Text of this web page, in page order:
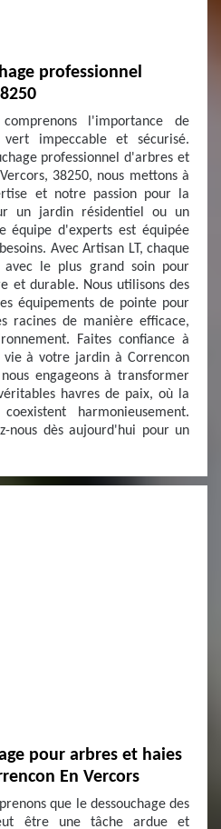
professionnel
l'importance de
impeccable et sécurisé.
professionnel d'arbres et
38250, nous mettons à
et notre passion pour la
un jardin résidentiel ou un
équipe d'experts est équipée
Avec Artisan LT, chaque
avec le plus grand soin pour
et durable. Nous utilisons des
équipements de pointe pour
racines de manière efficace,
Faites confiance à
vie à votre jardin à Correncon
engageons à transformer
havres de paix, où la
harmonieusement.
nous dès aujourd'hui pour un
pour arbres et haies
En Vercors
que le dessouchage des
être une tâche ardue et